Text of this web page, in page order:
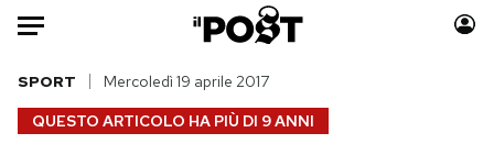
Auto
HOME
QUESTO ARTICOLO HA PIÙ DI 9 ANNI
SPORT Mercoledì 19 aprile 2017